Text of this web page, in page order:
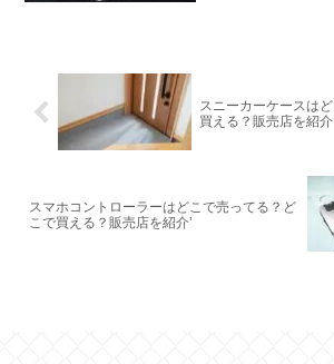
スニーカーケースは
買える？販売店を紹介
スマホコントローラーはどこで売ってる？ど
こで買える？販売店を紹介’